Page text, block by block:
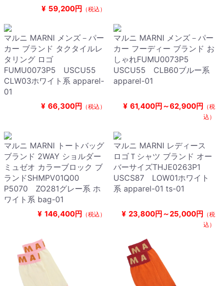
¥ 59,200円 （税込）
マルニ MARNI メンズ－パー
カー ブランド タクタイルレ
タリング ロゴ
FUMU0073P5 USCU55
CLW03ホワイト系 apparel-
01
¥ 66,300円 （税込）
マルニ MARNI メンズ－パー
カー フーディー ブランド お
しゃれFUMU0073P5
USCU55 CLB60ブルー系
apparel-01
¥ 61,400円～62,900円 （税
込）
マルニ MARNI トートバッグ
ブランド 2WAY ショルダー
ミュゼオ カラーブロック ブ
ランドSHMPV01Q00
P5070 ZO281グレー系 ホ
ワイト系 bag-01
¥ 146,400円 （税込）
マルニ MARNI レディース
ロゴＴシャツ ブランド オー
バーサイズTHJE0263P1
USCS87 LOW01ホワイト
系 apparel-01 ts-01
¥ 23,800円～25,000円 （税
込）